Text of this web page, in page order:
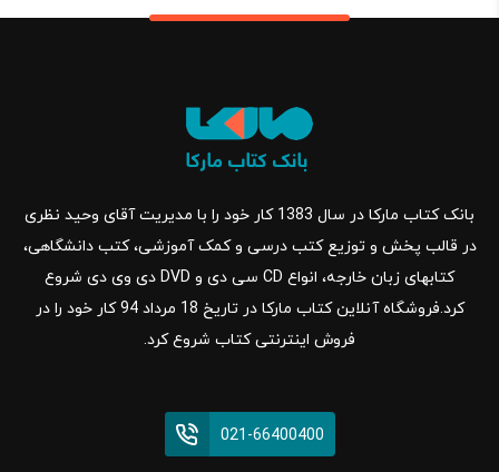
بانک کتاب مارکا در سال 1383 کار خود را با مدیریت آقای وحید نظری
در قالب پخش و توزیع کتب درسی و کمک آموزشی، کتب دانشگاهی،
کتابهای زبان خارجه، انواع CD سی دی و DVD دی وی دی شروع
کرد.فروشگاه آنلاین کتاب مارکا در تاریخ 18 مرداد 94 کار خود را در
فروش اینترنتی کتاب شروع کرد.
021-66400400